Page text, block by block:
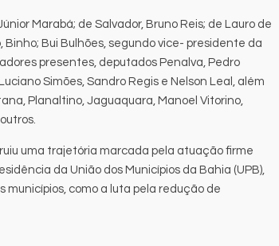
Marabá; de Salvador, Bruno Reis; de Lauro de
Bui Bulhões, segundo vice- presidente da
presentes, deputados Penalva, Pedro
Simões, Sandro Regis e Nelson Leal, além
Planaltino, Jaguaquara, Manoel Vitorino,
uma trajetória marcada pela atuação firme
da União dos Municípios da Bahia (UPB),
como a luta pela redução de